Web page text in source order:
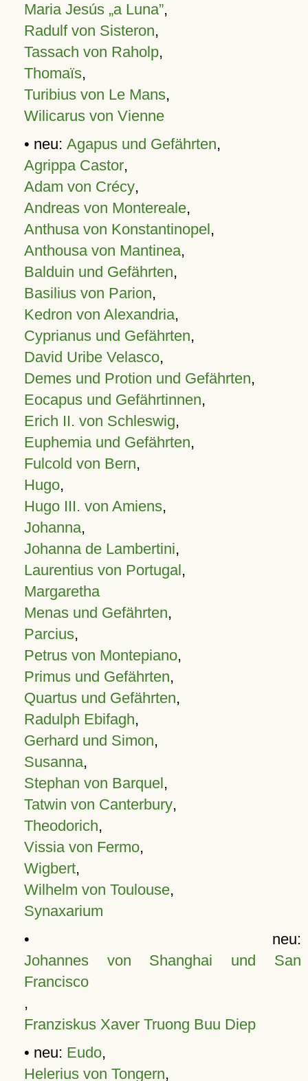
Maria Jesús „a Luna”,
Radulf von Sisteron,
Tassach von Raholp,
Thomaïs,
Turibius von Le Mans,
Wilicarus von Vienne
• neu: Agapus und Gefährten,
Agrippa Castor,
Adam von Crécy,
Andreas von Montereale,
Anthusa von Konstantinopel,
Anthousa von Mantinea,
Balduin und Gefährten,
Basilius von Parion,
Kedron von Alexandria,
Cyprianus und Gefährten,
David Uribe Velasco,
Demes und Protion und Gefährten,
Eocapus und Gefährtinnen,
Erich II. von Schleswig,
Euphemia und Gefährten,
Fulcold von Bern,
Hugo,
Hugo III. von Amiens,
Johanna,
Johanna de Lambertini,
Laurentius von Portugal,
Margaretha
Menas und Gefährten,
Parcius,
Petrus von Montepiano,
Primus und Gefährten,
Quartus und Gefährten,
Radulph Ebifagh,
Gerhard und Simon,
Susanna,
Stephan von Barquel,
Tatwin von Canterbury,
Theodorich,
Vissia von Fermo,
Wigbert,
Wilhelm von Toulouse,
Synaxarium
• neu:
Johannes von Shanghai und San
Francisco
,
Franziskus Xaver Truong Buu Diep
• neu: Eudo,
Helerius von Tongern,